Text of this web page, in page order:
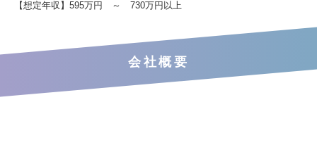
【想定年収】595万円 ～ 730万円以上
会社概要